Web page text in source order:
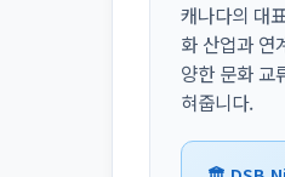
캐나다의 대
화 산업과 연
양한 문화 교
혀줍니다.